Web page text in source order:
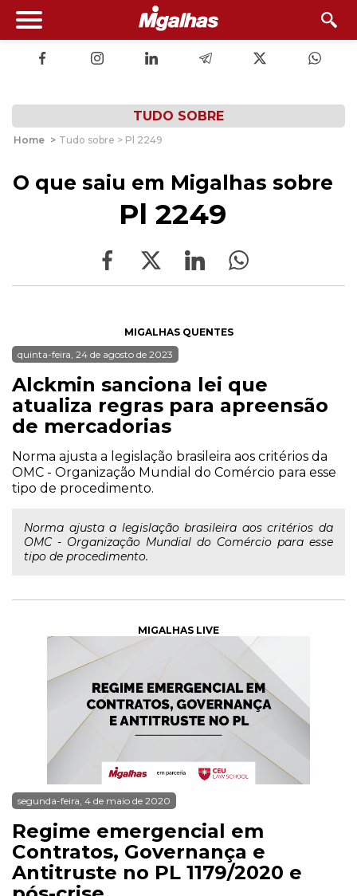
TUDO SOBRE
Home > Tudo sobre > Pl 2249
O que saiu em Migalhas sobre
Pl 2249
MIGALHAS QUENTES
quinta-feira, 24 de agosto de 2023
Alckmin sanciona lei que
atualiza regras para apreensão
de mercadorias
Norma ajusta a legislação brasileira aos critérios da
OMC - Organização Mundial do Comércio para esse
tipo de procedimento.
Norma ajusta a legislação brasileira aos critérios da
OMC - Organização Mundial do Comércio para esse
tipo de procedimento.
MIGALHAS LIVE
segunda-feira, 4 de maio de 2020
Regime emergencial em
Contratos, Governança e
Antitruste no PL 1179/2020 e